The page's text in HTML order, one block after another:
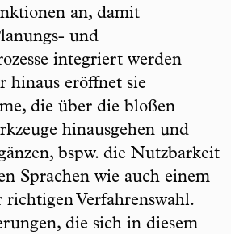
an, damit
und
integriert werden
hinaus eröffnet sie
die über die bloßen
hinausgehen und
bspw. die Nutzbarkeit
Sprachen wie auch einem
Verfahrenswahl.
die sich in diesem